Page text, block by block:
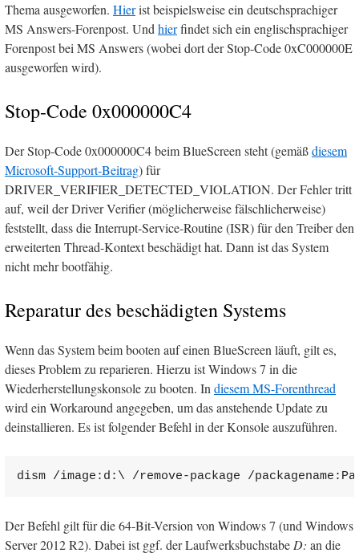
Thema ausgeworfen. Hierist beispielsweise ein deutschsprachiger
MS Answers-Forenpost. Undhierfindet sich ein englischsprachiger
Forenpost bei MS Answers (wobei dort der Stop-Code 0xC000000E
ausgeworfen wird).
Stop-Code 0x000000C4
Der Stop-Code 0x000000C4 beim BlueScreen steht (gemäßdiesem
Microsoft-Support-Beitrag) für
DRIVER_VERIFIER_DETECTED_VIOLATION. Der Fehler tritt
auf, weil der Driver Verifier (möglicherweise fälschlicherweise)
feststellt, dass die Interrupt-Service-Routine (ISR) für den Treiber den
erweiterten Thread-Kontext beschädigt hat. Dann ist das System
nicht mehr bootfähig.
Reparatur des beschädigten Systems
Wenn das System beim booten auf einen BlueScreen läuft, gilt es,
dieses Problem zu reparieren. Hierzu ist Windows 7 in die
Wiederherstellungskonsole zu booten. Indiesem MS-Forenthread
wird ein Workaround angegeben, um das anstehende Update zu
deinstallieren. Es ist folgender Befehl in der Konsole auszuführen.
dism /image:d:\ /remove-package /
Der Befehl gilt für die 64-Bit-Version von Windows 7 (und Windows
Server 2012 R2). Dabei ist ggf. der LaufwerksbuchstabeD: an die